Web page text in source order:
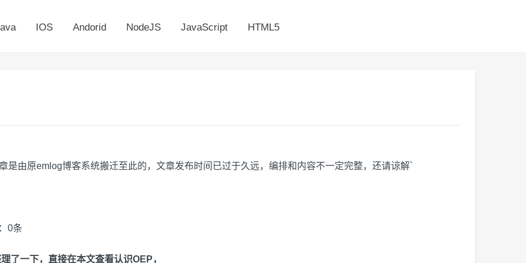
IOS Andorid NodeJS JavaScript HTML5
是由原emlog博客系统搬迁至此的，文章发布时间已过于久远，编排和内容不一定完整，还请谅解`
0条
了一下，直接在本文查看认识OEP，